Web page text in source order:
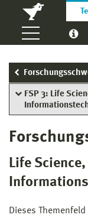
FSP 3: Life
Life
Dieses